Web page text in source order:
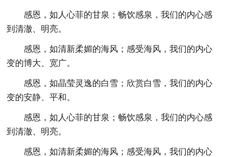
感恩，如人心菲的甘泉；畅饮感泉，我们的内心感
到清澈、明亮。
感恩，如清新柔媚的海风；感受海风，我们的内心
变的博大、宽广。
感恩，如晶莹灵逸的白雪；欣赏白雪，我们的内心
变的安静、平和。
感恩，如人心菲的甘泉；畅饮感泉，我们的内心感
到清澈、明亮。
感恩，如清新柔媚的海风；感受海风，我们的内心